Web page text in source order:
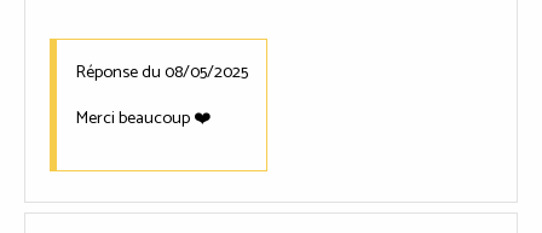
Réponse du 08/05/2025
Merci beaucoup ❤️